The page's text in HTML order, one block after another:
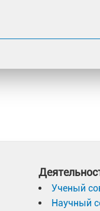
Ученый
Научный